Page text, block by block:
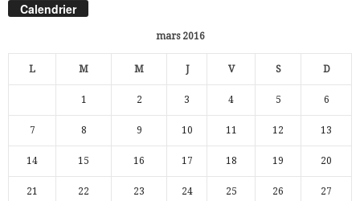
Calendrier
mars 2016
L M M J V S D
1 2 3 4 5 6
7 8 9 10 11 12 13
14 15 16 17 18 19 20
21 22 23 24 25 26 27